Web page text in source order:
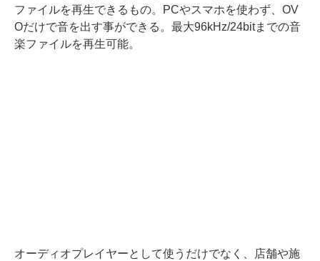
ファイルを再生できるもの。PCやスマホを使わず、OV
Oだけで音を出す事ができる。最大96kHz/24bitまでの音
楽ファイルを再生可能。
オーディオプレイヤーとして使うだけでなく、店舗や施